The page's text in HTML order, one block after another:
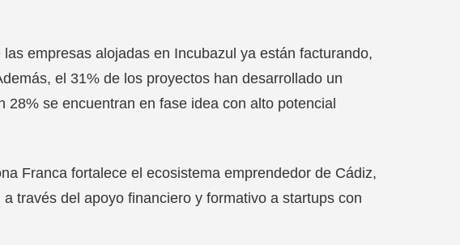
empresas alojadas en Incubazul ya están facturando,
el 31% de los proyectos han desarrollado un
se encuentran en fase idea con alto potencial
Franca fortalece el ecosistema emprendedor de Cádiz,
través del apoyo financiero y formativo a startups con